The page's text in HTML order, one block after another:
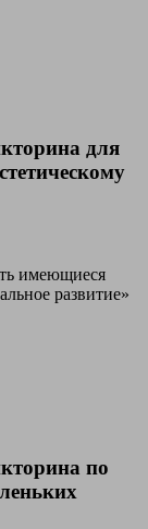
для
имеющиеся
развитие»
по